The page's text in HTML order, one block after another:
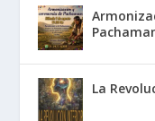
La